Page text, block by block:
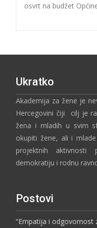
osvrt na budžet
Ukratko
Akademija za žene je
Hercegovini čiji cilj je
žena i mladih u svim
okupiti žene, ali i
projektnih aktivnosti
demokratiju i rodnu
Postovi
“Empatija i odgovornost